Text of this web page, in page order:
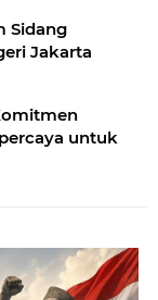
Sidang
Jakarta
untuk